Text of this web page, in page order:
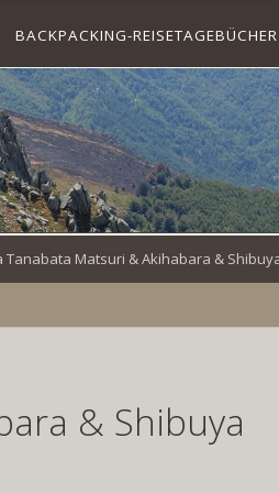
BACKPACKING-REISETAGEBÜCHER
Tanabata Matsuri & Akihabara &
& Shibuya